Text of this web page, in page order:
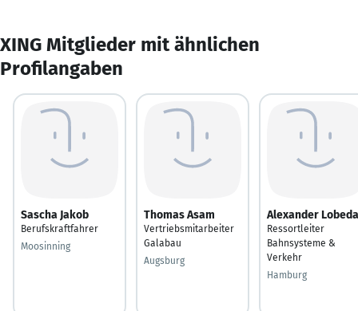
XING Mitglieder mit ähnlichen
Profilangaben
Sascha Jakob
Berufskraftfahrer
Moosinning
Thomas Asam
Vertriebsmitarbeiter
Galabau
Augsburg
Alexander Lobeda
Ressortleiter
Bahnsysteme &
Verkehr
Hamburg